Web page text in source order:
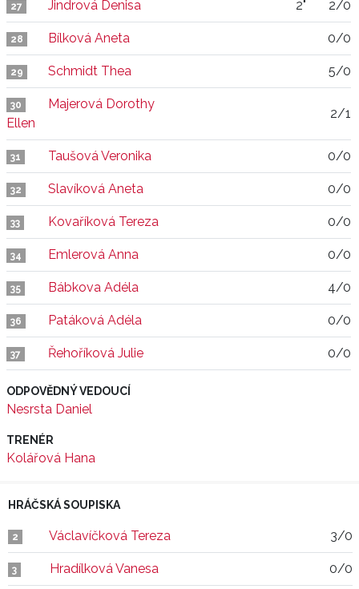
27 Jindrová Denisa 2" 2/0
28 Bílková Aneta 0/0
29 Schmidt Thea 5/0
30
Majerová Dorothy
Ellen
2/1
31 Taušová Veronika 0/0
32 Slavíková Aneta 0/0
33 Kovaříková Tereza 0/0
34 Emlerová Anna 0/0
35 Bábkova Adéla 4/0
36 Patáková Adéla 0/0
37 Řehoříková Julie 0/0
ODPOVĚDNÝ VEDOUCÍ
Nesrsta Daniel
TRENÉR
Kolářová Hana
HRÁČSKÁ SOUPISKA
2 Václavíčková Tereza 3/0
3 Hradílková Vanesa 0/0